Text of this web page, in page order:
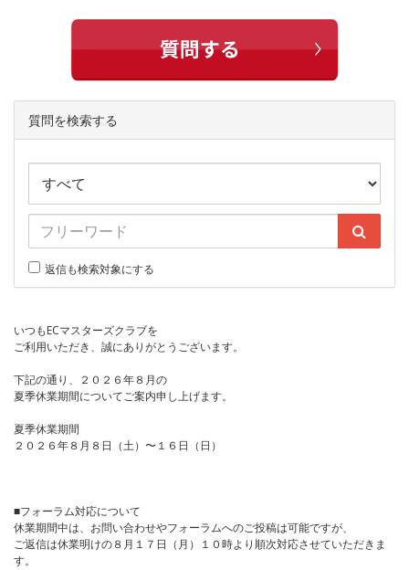
質問を検索する
返信も検索対象にする
いつもECマスターズクラブを
ご利用いただき、誠にありがとうございます。
下記の通り、２０２６年８月の
夏季休業期間についてご案内申し上げます。
夏季休業期間
２０２６年８月８日（土）〜１６日（日）
■フォーラム対応について
休業期間中は、お問い合わせやフォーラムへのご投稿は可能ですが、
ご返信は休業明けの８月１７日（月）１０時より順次対応させていただきま
す。